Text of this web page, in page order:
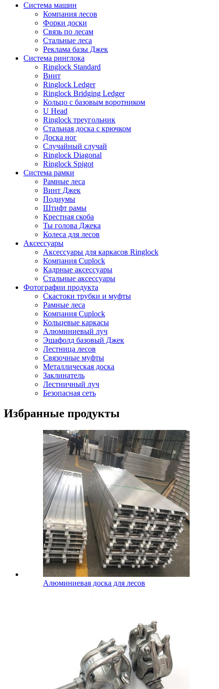
Система машин
Компания лесов
Форки доски
Связь по лесам
Стальные леса
Реклама базы Джек
Система ринглока
Ringlock Standard
Винт
Ringlock Ledger
Ringlock Bridging Ledger
Кольцо с базовым воротником
U Head
Ringlock треугольник
Стальная доска с крючком
Доска ног
Случайный случай
Ringlock Diagonal
Ringlock Spigot
Система рамки
Рамные леса
Винт Джек
Подиумы
Штифт рамы
Крестная скоба
Ты голова Джека
Колеса для лесов
Аксессуары
Аксессуары для каркасов Ringlock
Компания Cuplock
Кадрные аксессуары
Стальные аксессуары
Фотографии продукта
Скастоки трубки и муфты
Рамные леса
Компания Cuplock
Кольцевые каркасы
Алюминиевый луч
Эшафолд базовый Джек
Лестница лесов
Связочные муфты
Металлическая доска
Заклинатель
Лестничный луч
Безопасная сеть
Избранные продукты
Алюминиевая доска для лесов